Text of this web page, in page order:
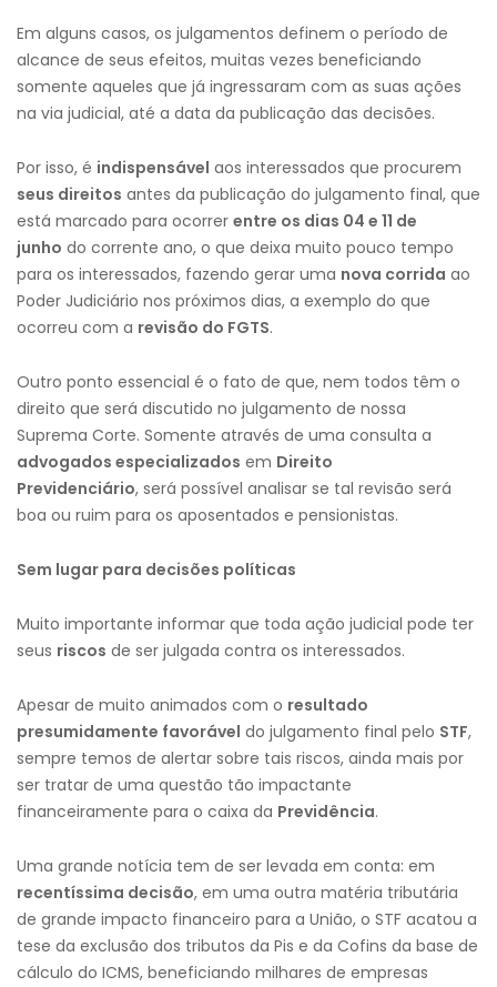
Em alguns casos, os julgamentos definem o período de
alcance de seus efeitos, muitas vezes beneficiando
somente aqueles que já ingressaram com as suas ações
na via judicial, até a data da publicação das decisões.
Por isso, é indispensável aos interessados que procurem
seus direitos antes da publicação do julgamento final, que
está marcado para ocorrer entre os dias 04 e 11 de
junho do corrente ano, o que deixa muito pouco tempo
para os interessados, fazendo gerar uma nova corrida ao
Poder Judiciário nos próximos dias, a exemplo do que
ocorreu com a revisão do FGTS.
Outro ponto essencial é o fato de que, nem todos têm o
direito que será discutido no julgamento de nossa
Suprema Corte. Somente através de uma consulta a
advogados especializados em Direito
Previdenciário, será possível analisar se tal revisão será
boa ou ruim para os aposentados e pensionistas.
Sem lugar para decisões políticas
Muito importante informar que toda ação judicial pode ter
seus riscos de ser julgada contra os interessados.
Apesar de muito animados com o resultado
presumidamente favorável do julgamento final pelo STF,
sempre temos de alertar sobre tais riscos, ainda mais por
ser tratar de uma questão tão impactante
financeiramente para o caixa da Previdência.
Uma grande notícia tem de ser levada em conta: em
recentíssima decisão, em uma outra matéria tributária
de grande impacto financeiro para a União, o STF acatou a
tese da exclusão dos tributos da Pis e da Cofins da base de
cálculo do ICMS, beneficiando milhares de empresas